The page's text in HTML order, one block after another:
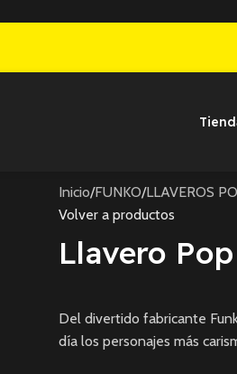
Inicio/FUNKO/LLAVEROS
Volver a productos
Llavero
Del divertido fabricante
día los personajes más